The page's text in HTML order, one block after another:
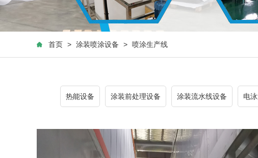
首页 > 涂装喷涂设备 > 喷涂生产线
热能设备 涂装前处理设备 涂装流水线设备 电